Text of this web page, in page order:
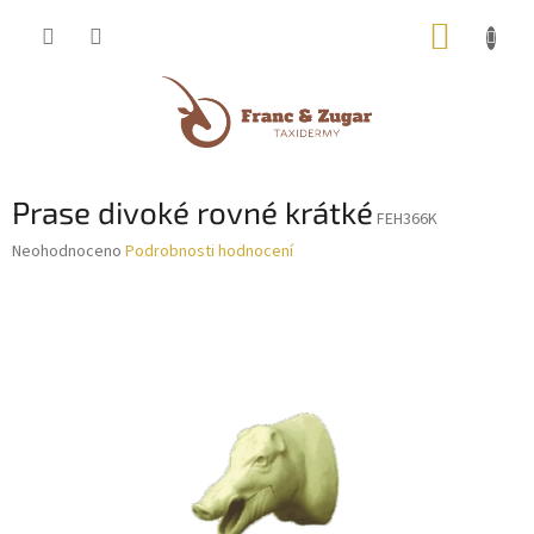
Prase divoké rovné krátké FEH366K
Průměrné
Neohodnoceno Podrobnosti hodnocení